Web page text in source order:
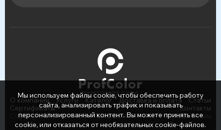
О компании Услуги Каталог Доставка и оплата
Статьи
Сертификаты
Контакты
Copyright © 2026 ООО «ПрофСнаб»
Написать нам
Мы используем файлы cookie, чтобы обеспечить работу
сайта, анализировать трафик и показывать
персонализированный контент. Вы можете принять все
cookie, или отказаться от необязательных cookie-файлов.